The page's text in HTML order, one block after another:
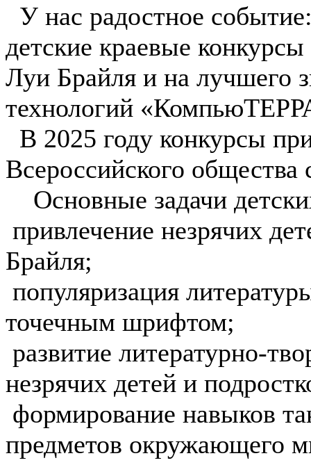
У нас радостное
детские краевые
Луи Брайля и на лучшего
технологий
В 2025 году конкурсы
Всероссийского
Основные задачи
привлечение незрячих
Брайля;
популяризация
точечным шрифтом;
развитие литературно-
незрячих детей и
формирование навыков
предметов окружающего